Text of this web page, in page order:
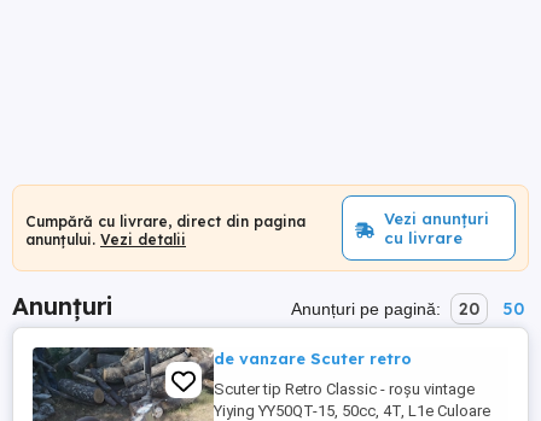
Cumpără cu livrare, direct din pagina
anunțului. Vezi detalii
Vezi anunțuri
cu livrare
Anunțuri Anunțuri pe pagină: 20 50
de vanzare Scuter retro
Scuter tip Retro Classic - roșu vintage
Yiying YY50QT-15, 50cc, 4T, L1e Culoare